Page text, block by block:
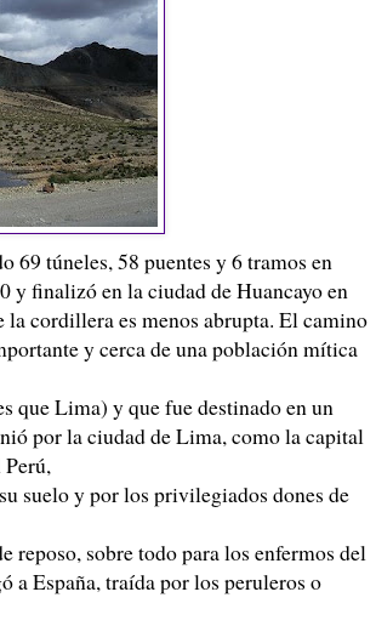
69 túneles, 58 puentes y 6 tramos en
y finalizó en la ciudad deHuancayoen
la cordillera es menos abrupta. El camino
y cerca de una población mítica
que Lima) y que fue destinado en un
por la ciudad de Lima, como la capital
suelo y por los privilegiados dones de
sobre todo para los enfermos del
a España, traída por los peruleros o